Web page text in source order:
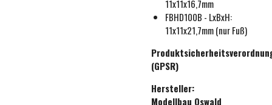
11x11x16,7mm
FBHD100B - LxBxH:
11x11x21,7mm (nur Fuß)
(GPSR)
Hersteller:
Modellbau Oswald